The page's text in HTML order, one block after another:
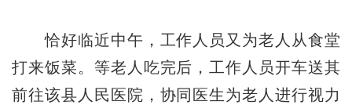
恰好临近中午，工作人员又为老人从食堂
打来饭菜。等老人吃完后，工作人员开车送其
前往该县人民医院，协同医生为老人进行视力